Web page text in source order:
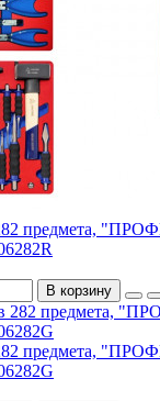
предмета,
В корзину
предмета,